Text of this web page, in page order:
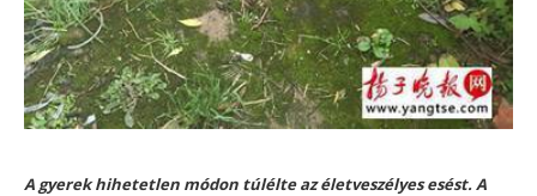
A gyerek hihetetlen módon túlélte az életveszélyes esést. A